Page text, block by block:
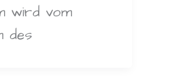
wird vom
des